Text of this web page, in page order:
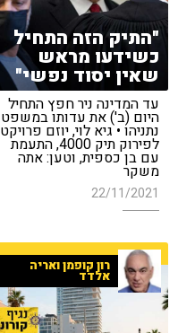
"התיק הזה התחיל
כשידעו מראש
שאין יסוד נפשי"
עד המדינה ניר חפץ התחיל
היום (ב') את עדותו במשפט
נתניהו • גיא לוי, יוזם פרויקט
לפירוק תיק 4000, התעמת
עם בן כספית, וטען: אתה
משקר
22/11/2021
רון קופמן ואריה
אלדד